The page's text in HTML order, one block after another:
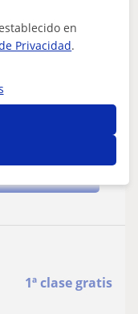
clases
Siempre me ha
1ª clase gratis
en
Privacidad.